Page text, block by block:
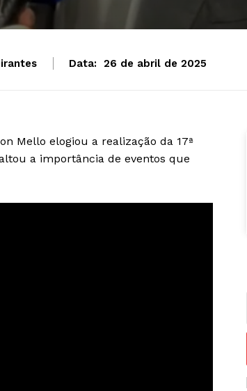
Data: 26 de abril de 2025
Mello elogiou a realização da 17ª
a importância de eventos que